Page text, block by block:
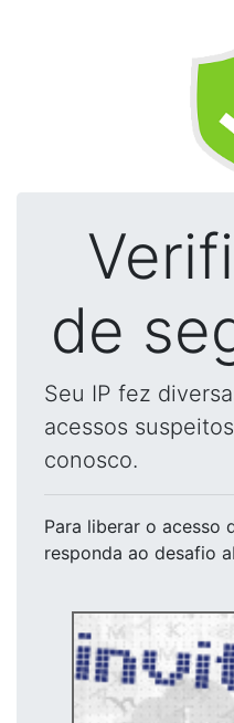
de
Seu IP fez
acessos
conosco.
Para liberar o acesso
responda ao desafio